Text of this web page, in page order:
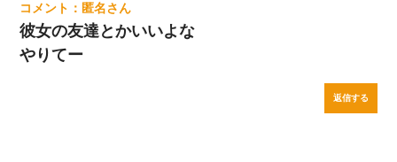
匿名
彼女の友達とかいいよな
やりてー
返信する